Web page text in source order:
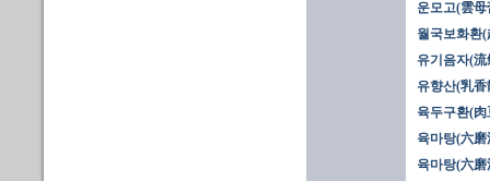
운모고(雲母
월국보화환
유기음자(
유향산(乳
육두구환(
육마탕(六
육마탕(六